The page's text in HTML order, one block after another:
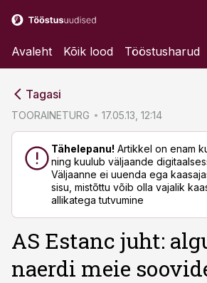
Avaleht Kõik lood Tööstusharud
Tagasi
TOORAINETURG 17.05.13, 12:14
Tähelepanu! Artikkel on enam
ning kuulub väljaande
Väljaanne ei uuenda ega
sisu, mistõttu võib olla vajalik
allikatega tutvumine
AS Estanc juht:
naerdi meie